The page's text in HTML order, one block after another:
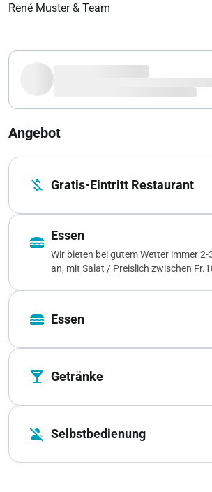
René Muster & Team
Angebot
money_off Gratis-Eintritt Restaurant
lunch_dining Essen
Wir bieten bei gutem Wetter immer
an, mit Salat / Preislich zwischen
lunch_dining Essen
local_bar Getränke
person_off Selbstbedienung